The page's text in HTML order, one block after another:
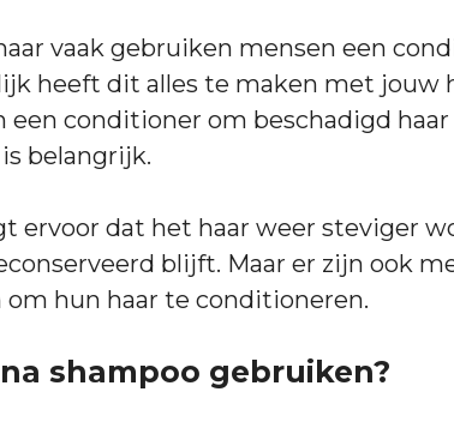
vaak gebruiken mensen een
heeft dit alles te maken met jouw
een conditioner om beschadigd
belangrijk.
ervoor dat het haar weer steviger
blijft. Maar er zijn ook
hun haar te conditioneren.
shampoo gebruiken?